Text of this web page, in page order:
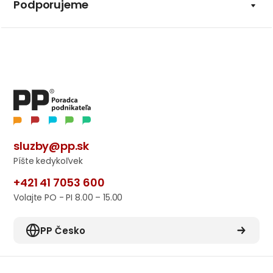
Podporujeme
sluzby@pp.sk
Píšte kedykoľvek
+421 41 7053 600
Volajte PO - PI 8.00 – 15.00
PP Česko